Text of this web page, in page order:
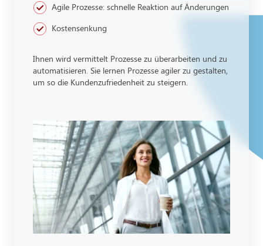
Agile Prozesse: schnelle Reaktion auf Änderungen
Kostensenkung
Ihnen wird vermittelt Prozesse zu überarbeiten und zu
automatisieren. Sie lernen Prozesse agiler zu gestalten,
um so die Kundenzufriedenheit zu steigern.